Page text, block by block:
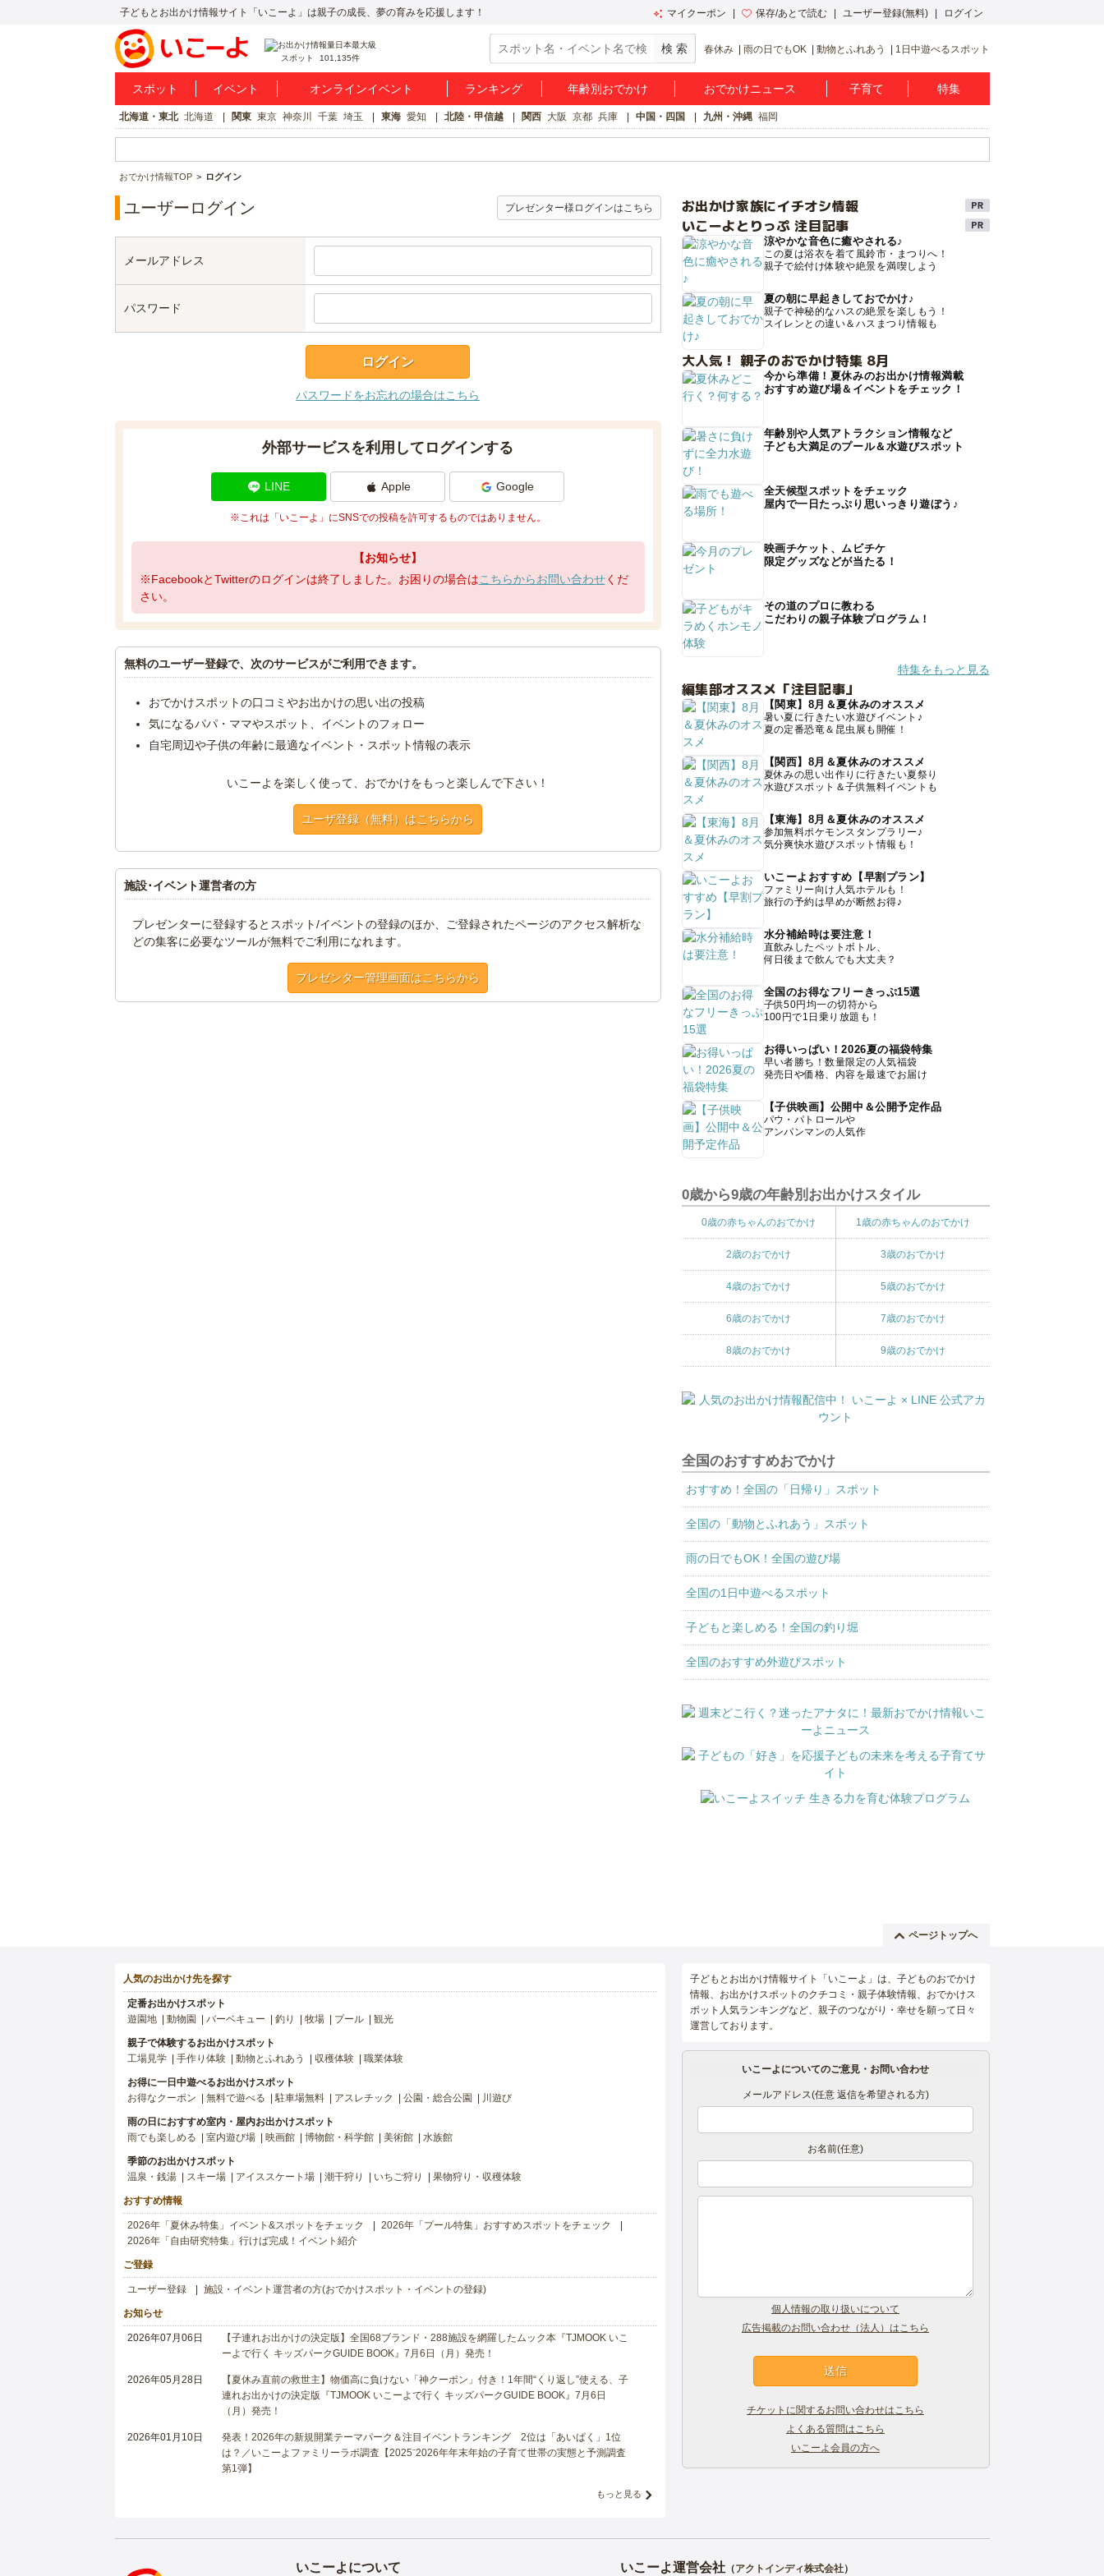
子どもとお出かけ情報サイト「いこーよ」は親子の成長、夢の育みを応援します！ マイクーポン 保存/あとで読む ユーザー登録(無料) ログイン
スポット 101,135件
春休み 雨の日でもOK 動物とふれあう 1日中遊べるスポット
スポット イベント オンラインイベント ランキング 年齢別おでかけ おでかけニュース 子育て 特集
北海道・東北 北海道 関東 東京 神奈川 千葉 埼玉 東海 愛知 北陸・甲信越 関西 大阪 京都 兵庫 中国・四国 九州・沖縄 福岡
おでかけ情報TOP ログイン
ユーザーログイン プレゼンター様ログインはこちら
メールアドレス
パスワード
パスワードをお忘れの場合はこちら
外部サービスを利用してログインする
LINE Apple Google
※これは「いこーよ」にSNSでの投稿を許可するものではありません。
【お知らせ】
※FacebookとTwitterのログインは終了しました。お困りの場合はこちらからお問い合わせくだ
さい。
無料のユーザー登録で、次のサービスがご利用できます。
おでかけスポットの口コミやお出かけの思い出の投稿
気になるパパ・ママやスポット、イベントのフォロー
自宅周辺や子供の年齢に最適なイベント・スポット情報の表示
いこーよを楽しく使って、おでかけをもっと楽しんで下さい！
ユーザ登録（無料）はこちらから
施設･イベント運営者の方
プレゼンターに登録するとスポット/イベントの登録のほか、ご登録されたページのアクセス解析な
どの集客に必要なツールが無料でご利用になれます。
プレゼンター管理画面はこちらから
お出かけ家族にイチオシ情報
いこーよとりっぷ 注目記事
涼やかな音色に癒やされる♪
この夏は浴衣を着て風鈴市・まつりへ！
親子で絵付け体験や絶景を満喫しよう
夏の朝に早起きしておでかけ♪
親子で神秘的なハスの絶景を楽しもう！
スイレンとの違い＆ハスまつり情報も
大人気！ 親子のおでかけ特集 8月
今から準備！夏休みのお出かけ情報満載
おすすめ遊び場＆イベントをチェック！
年齢別や人気アトラクション情報など
子ども大満足のプール＆水遊びスポット
全天候型スポットをチェック
屋内で一日たっぷり思いっきり遊ぼう♪
映画チケット、ムビチケ
限定グッズなどが当たる！
その道のプロに教わる
こだわりの親子体験プログラム！
特集をもっと見る
編集部オススメ「注目記事」
【関東】8月＆夏休みのオススメ
暑い夏に行きたい水遊びイベント♪
夏の定番恐竜＆昆虫展も開催！
【関西】8月＆夏休みのオススメ
夏休みの思い出作りに行きたい夏祭り
水遊びスポット＆子供無料イベントも
【東海】8月＆夏休みのオススメ
参加無料ポケモンスタンプラリー♪
気分爽快水遊びスポット情報も！
いこーよおすすめ【早割プラン】
ファミリー向け人気ホテルも！
旅行の予約は早めが断然お得♪
水分補給時は要注意！
直飲みしたペットボトル、
何日後まで飲んでも大丈夫？
全国のお得なフリーきっぷ15選
子供50円均一の切符から
100円で1日乗り放題も！
お得いっぱい！2026夏の福袋特集
早い者勝ち！数量限定の人気福袋
発売日や価格、内容を最速でお届け
【子供映画】公開中＆公開予定作品
パウ・パトロールや
アンパンマンの人気作
0歳から9歳の年齢別お出かけスタイル
0歳の赤ちゃんのおでかけ 1歳の赤ちゃんのおでかけ
2歳のおでかけ 3歳のおでかけ
4歳のおでかけ 5歳のおでかけ
6歳のおでかけ 7歳のおでかけ
8歳のおでかけ 9歳のおでかけ
全国のおすすめおでかけ
おすすめ！全国の「日帰り」スポット
全国の「動物とふれあう」スポット
雨の日でもOK！全国の遊び場
全国の1日中遊べるスポット
子どもと楽しめる！全国の釣り堀
全国のおすすめ外遊びスポット
ページトップへ
人気のお出かけ先を探す
定番お出かけスポット
遊園地
動物園 バーベキュー 釣り 牧場 プール 観光
親子で体験するお出かけスポット
工場見学
手作り体験 動物とふれあう 収穫体験 職業体験
お得に一日中遊べるお出かけスポット
お得なクーポン
無料で遊べる 駐車場無料 アスレチック 公園・総合公園 川遊び
雨の日におすすめ室内・屋内お出かけスポット
雨でも楽しめる
室内遊び場 映画館 博物館・科学館 美術館 水族館
季節のお出かけスポット
温泉・銭湯
スキー場 アイススケート場 潮干狩り いちご狩り 果物狩り・収穫体験
おすすめ情報
2026年「夏休み特集」イベント&スポットをチェック
2026年「プール特集」おすすめスポットをチェック
2026年「自由研究特集」行けば完成！イベント紹介
ご登録
ユーザー登録 施設・イベント運営者の方(おでかけスポット・イベントの登録)
お知らせ
2026年07月06日
【子連れお出かけの決定版】全国68ブランド・288施設を網羅したムック本『TJMOOK いこ
ーよで行く キッズパークGUIDE BOOK』7月6日（月）発売！
2026年05月28日
【夏休み直前の救世主】物価高に負けない「神クーポン」付き！1年間“くり返し”使える、子
連れお出かけの決定版『TJMOOK いこーよで行く キッズパークGUIDE BOOK』7月6日
（月）発売！
2026年01月10日
発表！2026年の新規開業テーマパーク＆注目イベントランキング 2位は「あいぱく」1位
は？／いこーよファミリーラボ調査【2025⁻2026年年末年始の子育て世帯の実態と予測調査
第1弾】
もっと見る
子どもとお出かけ情報サイト「いこーよ」は、子どものおでかけ
情報、お出かけスポットのクチコミ・親子体験情報、おでかけス
ポット人気ランキングなど、親子のつながり・幸せを願って日々
運営しております。
いこーよについてのご意見・お問い合わせ
メールアドレス(任意 返信を希望される方)
お名前(任意)
個人情報の取り扱いについて
広告掲載のお問い合わせ（法人）はこちら
チケットに関するお問い合わせはこちら
よくある質問はこちら
いこーよ会員の方へ
いこーよについて いこーよ運営会社（アクトインディ株式会社）